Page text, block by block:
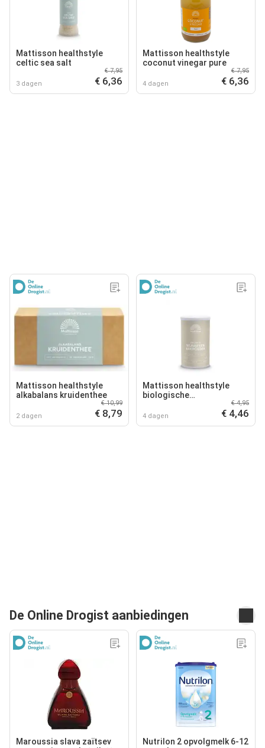
Mattisson healthstyle
celtic sea salt
3 dagen
€ 7,95
€ 6,36
Mattisson healthstyle
coconut vinegar pure
4 dagen
€ 7,95
€ 6,36
Mattisson healthstyle
alkabalans kruidenthee
2 dagen
€ 10,99
€ 8,79
Mattisson healthstyle
biologische
4 dagen
€ 4,95
€ 4,46
De Online Drogist aanbiedingen
Maroussia slava zaïtsev
Nutrilon 2 opvolgmelk 6-12